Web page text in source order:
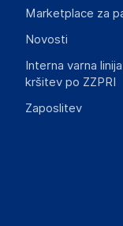
Marketplace za
Novosti
Interna varna
kršitev po ZZPRI
Zaposlitev